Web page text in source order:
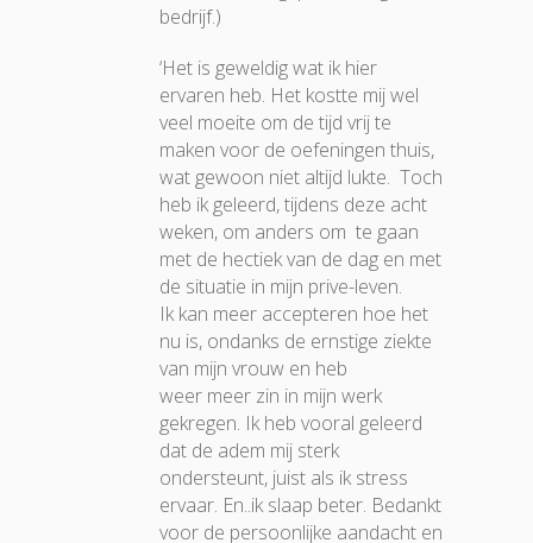
bedrijf.)
‘Het is geweldig wat ik hier
ervaren heb. Het kostte mij wel
veel moeite om de tijd vrij te
maken voor de oefeningen thuis,
wat gewoon niet altijd lukte. Toch
heb ik geleerd, tijdens deze acht
weken, om anders om te gaan
met de hectiek van de dag en met
de situatie in mijn prive-leven.
Ik kan meer accepteren hoe het
nu is, ondanks de ernstige ziekte
van mijn vrouw en heb
weer meer zin in mijn werk
gekregen. Ik heb vooral geleerd
dat de adem mij sterk
ondersteunt, juist als ik stress
ervaar. En..ik slaap beter. Bedankt
voor de persoonlijke aandacht en